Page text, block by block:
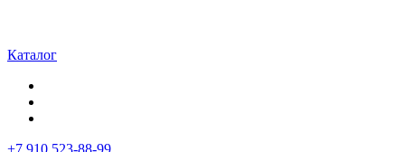
Каталог
+7 910 523-88-99